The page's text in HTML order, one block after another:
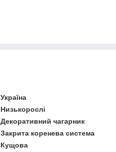
Україна
Низькорослі
Декоративний чагарник
Закрита коренева система
Кущова